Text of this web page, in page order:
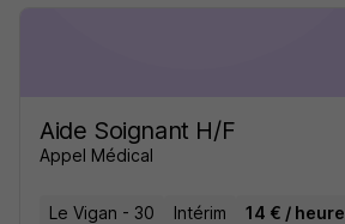
Aide Soignant H/F
Appel Médical
Le Vigan - 30 Intérim 14 € / heure